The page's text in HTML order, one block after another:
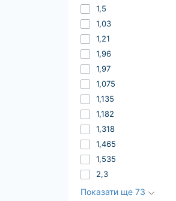
1,5
1,03
1,21
1,96
1,97
1,075
1,135
1,182
1,318
1,465
1,535
2,3
Показати ще 73